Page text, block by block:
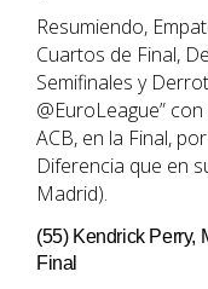
Resumiendo,
Cuartos de Final,
Semifinales y
@EuroLeague”
ACB, en la Final,
Diferencia que en
Madrid).
(55) Kendrick Perry,
Final